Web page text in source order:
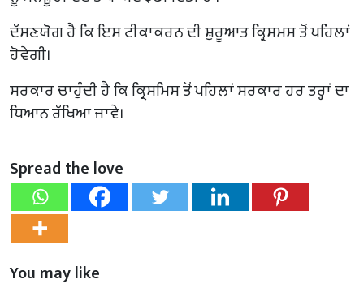
ਦੱਸਣਯੋਗ ਹੈ ਕਿ ਇਸ ਟੀਕਾਕਰਨ ਦੀ ਸ਼ੁਰੂਆਤ ਕ੍ਰਿਸਮਸ ਤੋਂ ਪਹਿਲਾਂ
ਹੋਵੇਗੀ।
ਸਰਕਾਰ ਚਾਹੁੰਦੀ ਹੈ ਕਿ ਕ੍ਰਿਸਮਿਸ ਤੋਂ ਪਹਿਲਾਂ ਸਰਕਾਰ ਹਰ ਤਰ੍ਹਾਂ ਦਾ
ਧਿਆਨ ਰੱਖਿਆ ਜਾਵੇ।
Spread the love
You may like